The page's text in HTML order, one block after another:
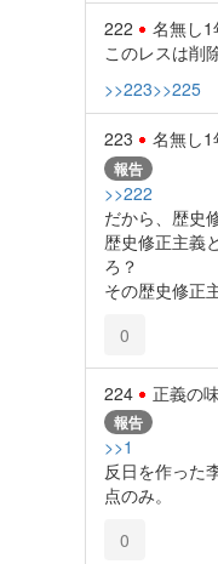
222 名無し1
このレスは削
>>223>>225
223 名無し1
報告
>>222
だから、歴史
歴史修正主義
ろ？
その歴史修正
0
224 正義の
報告
>>1
反日を作った
点のみ。
0